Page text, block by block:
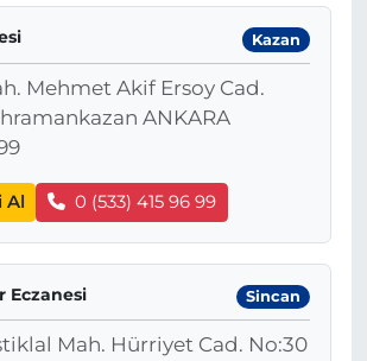
Kazan
Mehmet Akif Ersoy Cad.
ANKARA
Al 0 (533) 415 96 99
Eczanesi Sincan
Mah. Hürriyet Cad. No:30